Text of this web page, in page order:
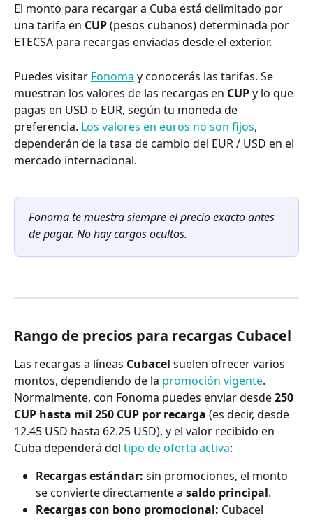
El monto para recargar a Cuba está delimitado por
una tarifa en CUP (pesos cubanos) determinada por
ETECSA para recargas enviadas desde el exterior.
Puedes visitar Fonoma y conocerás las tarifas. Se
muestran los valores de las recargas en CUP y lo que
pagas en USD o EUR, según tu moneda de
preferencia. Los valores en euros no son fijos,
dependerán de la tasa de cambio del EUR / USD en el
mercado internacional.
Fonoma te muestra siempre el precio exacto antes
de pagar. No hay cargos ocultos.
Rango de precios para recargas Cubacel
Las recargas a líneas Cubacel suelen ofrecer varios
montos, dependiendo de la promoción vigente.
Normalmente, con Fonoma puedes enviar desde 250
CUP hasta mil 250 CUP por recarga (es decir, desde
12.45 USD hasta 62.25 USD), y el valor recibido en
Cuba dependerá del tipo de oferta activa:
Recargas estándar: sin promociones, el monto
se convierte directamente a saldo principal.
Recargas con bono promocional: Cubacel